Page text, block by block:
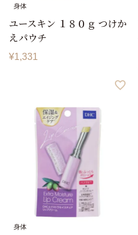
身体
ユースキン １８０ｇ つけか
えパウチ
¥1,331
身体